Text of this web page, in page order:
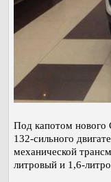
Под капотом нового
132-сильного
механической
литровый и 1,6-